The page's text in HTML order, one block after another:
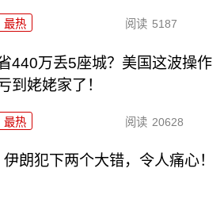
最热 阅读 5187
440万丢5座城？美国这波操作
到姥姥家了！
最热 阅读 20628
朗犯下两个大错，令人痛心！